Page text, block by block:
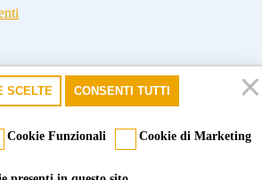
SCELTE CONSENTI TUTTI
Cookie Funzionali Cookie di Marketing